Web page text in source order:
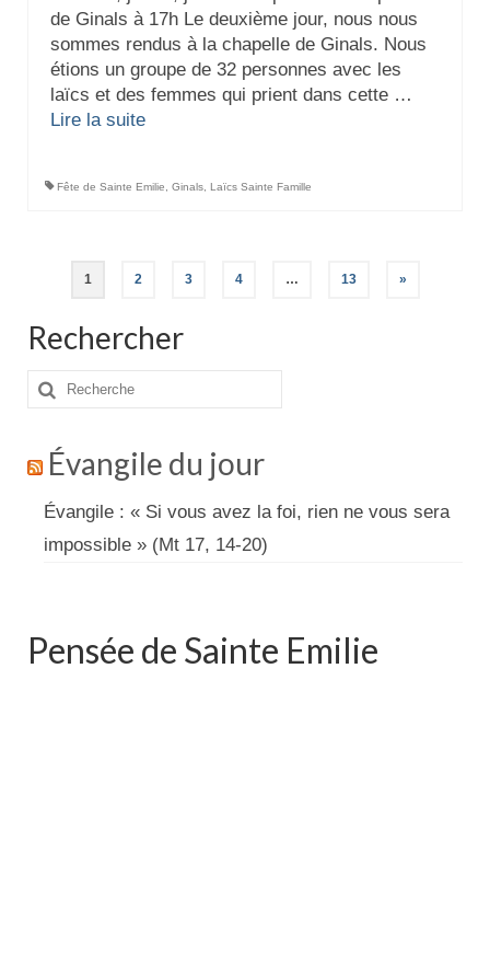
de Ginals à 17h Le deuxième jour, nous nous
sommes rendus à la chapelle de Ginals. Nous
étions un groupe de 32 personnes avec les
laïcs et des femmes qui prient dans cette …
Lire la suite­­
Fête de Sainte Emilie, Ginals, Laïcs Sainte Famille
Pagination
des
publications
1 2 3 4 … 13 »
Rechercher
Rechercher
:
Évangile du jour
Évangile : « Si vous avez la foi, rien ne vous sera
impossible » (Mt 17, 14-20)
Pensée de Sainte Emilie